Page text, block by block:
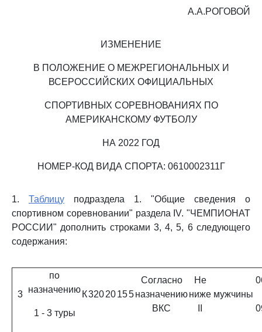
А.А.РОГОВОЙ
ИЗМЕНЕНИЕ
В ПОЛОЖЕНИЕ О МЕЖРЕГИОНАЛЬНЫХ И
ВСЕРОССИЙСКИХ ОФИЦИАЛЬНЫХ
СПОРТИВНЫХ СОРЕВНОВАНИЯХ ПО
АМЕРИКАНСКОМУ ФУТБОЛУ
НА 2022 ГОД
НОМЕР-КОД ВИДА СПОРТА: 0610002311Г
1. Таблицу подраздела 1. "Общие сведения о
спортивном соревновании" раздела IV. "ЧЕМПИОНАТ
РОССИИ" дополнить строками 3, 4, 5, 6 следующего
содержания:
3
по
назначению
1 - 3 туры
К32020155
Согласно
назначению
ВКС
Не
ниже мужчины